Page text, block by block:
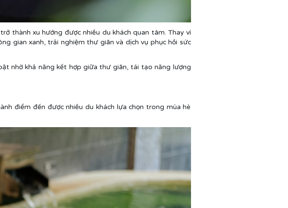
thành xu hướng được nhiều du khách quan tâm. Thay vì
gian xanh, trải nghiệm thư giãn và dịch vụ phục hồi sức
nhờ khả năng kết hợp giữa thư giãn, tái tạo năng lượng
điểm đến được nhiều du khách lựa chọn trong mùa hè